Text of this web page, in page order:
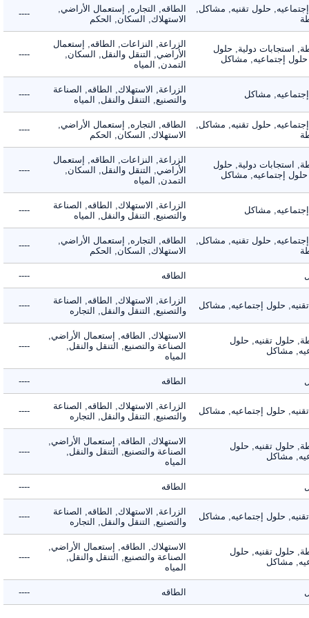
حلول تقنيه, مشاكل,
الطاقه, التجاره, إستعمال الأراضي,
الاستهلاك, السكان, الحكم
----
استجابات دولية, حلول
إجتماعيه, مشاكل
الزراعة, النزاعات, الطاقه, إستعمال
الأراضي, التنقل والنقل, السكان,
التمدن, المياه
----
مشاكل
الزراعة, الاستهلاك, الطاقه, الصناعة
والتصنيع, التنقل والنقل, المياه
----
حلول تقنيه, مشاكل,
الطاقه, التجاره, إستعمال الأراضي,
الاستهلاك, السكان, الحكم
----
استجابات دولية, حلول
إجتماعيه, مشاكل
الزراعة, النزاعات, الطاقه, إستعمال
الأراضي, التنقل والنقل, السكان,
التمدن, المياه
----
مشاكل
الزراعة, الاستهلاك, الطاقه, الصناعة
والتصنيع, التنقل والنقل, المياه
----
حلول تقنيه, مشاكل,
الطاقه, التجاره, إستعمال الأراضي,
الاستهلاك, السكان, الحكم
----
الطاقه ----
حلول إجتماعيه, مشاكل
الزراعة, الاستهلاك, الطاقه, الصناعة
والتصنيع, التنقل والنقل, التجاره
----
حلول تقنيه, حلول
مشاكل
الاستهلاك, الطاقه, إستعمال الأراضي,
الصناعة والتصنيع, التنقل والنقل,
المياه
----
الطاقه ----
حلول إجتماعيه, مشاكل
الزراعة, الاستهلاك, الطاقه, الصناعة
والتصنيع, التنقل والنقل, التجاره
----
حلول تقنيه, حلول
مشاكل
الاستهلاك, الطاقه, إستعمال الأراضي,
الصناعة والتصنيع, التنقل والنقل,
المياه
----
الطاقه ----
حلول إجتماعيه, مشاكل
الزراعة, الاستهلاك, الطاقه, الصناعة
والتصنيع, التنقل والنقل, التجاره
----
حلول تقنيه, حلول
مشاكل
الاستهلاك, الطاقه, إستعمال الأراضي,
الصناعة والتصنيع, التنقل والنقل,
المياه
----
الطاقه ----